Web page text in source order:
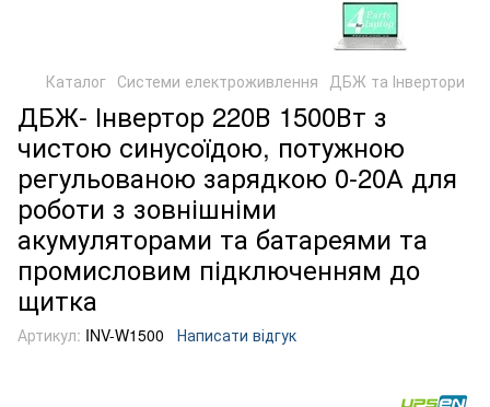
Каталог Системи електроживлення ДБЖ та Інвертори
ДБЖ- Інвертор 220В 1500Вт з
чистою синусоїдою, потужною
регульованою зарядкою 0-20А для
роботи з зовнішніми
акумуляторами та батареями та
промисловим підключенням до
щитка
Артикул: INV-W1500 Написати відгук